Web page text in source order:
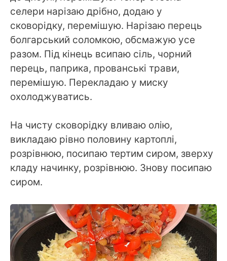
селери нарізаю дрібно, додаю у
сковорідку, перемішую. Нарізаю перець
болгарський соломкою, обсмажую усе
разом. Під кінець всипаю сіль, чорний
перець, паприка, прованські трави,
перемішую. Перекладаю у миску
охолоджуватись.
На чисту сковорідку вливаю олію,
викладаю рівно половину картоплі,
розрівнюю, посипаю тертим сиром, зверху
кладу начинку, розрівнюю. Знову посипаю
сиром.